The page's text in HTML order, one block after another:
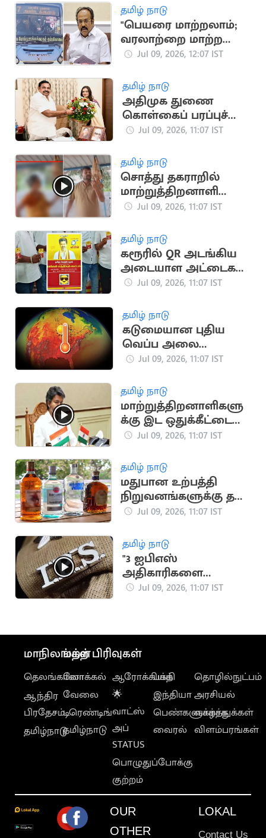
தமிழ் நாடு
"பெயரை மாற்றலாம்;
வரலாற்றை மாற்ற
முடியாது".. தங்கம்
Jul 09, 2026, 12:07 IST
தமிழ் நாடு
அதிமுக துணை
கொள்கைப் பரப்புச்
செயலாளராக அப்சரா
Jul 09, 2026, 11:07 IST
தமிழ் நாடு
சொத்து தகராறில்
மாற்றுத்திறனாளி
தாயை எட்டி உதைத்த
Jul 09, 2026, 11:07 IST
தமிழ் நாடு
கரூரில் QR அடங்கிய
அடையாள அட்டைகள்
விநியோகம்
Jul 09, 2026, 11:07 IST
தமிழ் நாடு
கடுமையான புதிய
வெப்ப அலை
உருவாகும் அபாயம்
Jul 09, 2026, 11:07 IST
தமிழ் நாடு
மாற்றுத்திறனாளிகளு
க்கு இட ஒதுக்கீட்டை
உறுதி செய்ய
உத்தரவு
Jul 09, 2026, 11:07 IST
தமிழ் நாடு
மதுபான உற்பத்தி
நிறுவனங்களுக்கு தர
நிர்ணய ஆணையம்
Jul 09, 2026, 11:07 IST
தமிழ் நாடு
"3 ஐபிஎஸ்
அதிகாரிகளை
பணியிட மாற்றம்"..
Jul 09, 2026, 11:07 IST
மாநிலங்கள்
தெலங்கானா
ஆந்திர
பிரதேசம்
தமிழ்நாடு
மற்ற பிரிவுகள்
லோக்கல்
வேலை
டிரெண்டிங்
தமிழ்நாடு
ஆரோக்கியம்
🌟
வாட்ஸ்
அப்
STATUS
பொழுதுப்போக்கு
குற்றம்
பக்தி
இந்தியா
பெண்களுக்காக
வைரல்
தொழில்நுட்பம்
அரசியல்
வாழ்த்துக்கள்
விளம்பரங்கள்
OUR
OTHER
LOKAL
Contact Us